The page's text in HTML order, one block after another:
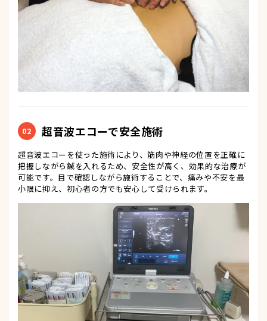
02 超音波エコーで安全施術
超音波エコーを使った施術により、筋肉や神経の位置を正確に
把握しながら鍼を入れるため、安全性が高く、効果的な治療が
可能です。目で確認しながら施術することで、痛みや不安を最
小限に抑え、初心者の方でも安心して受けられます。